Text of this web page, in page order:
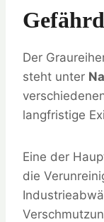
Der
steht unter
langfristige
Eine der
die